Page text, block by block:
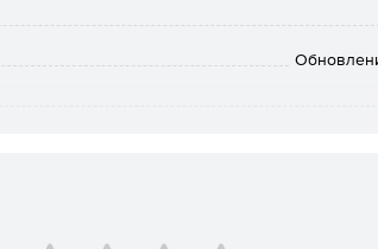
включая цвета, линии, эффекты тени и